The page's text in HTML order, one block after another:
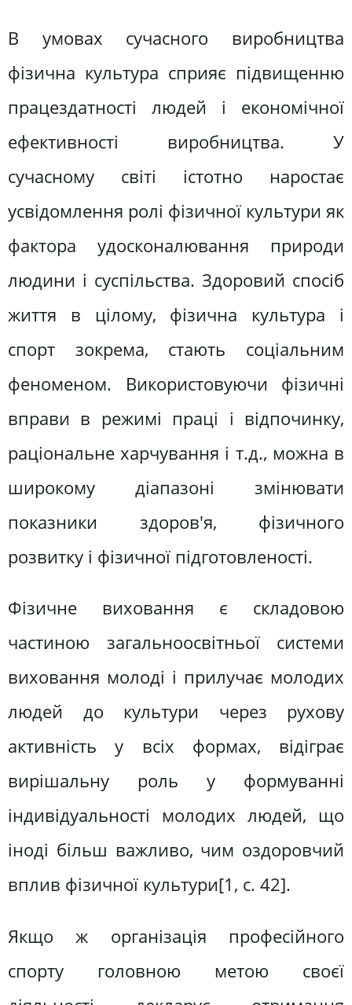
В умовах сучасного виробництва
фізична культура сприяє підвищенню
працездатності людей і економічної
ефективності виробництва. У
сучасному світі істотно наростає
усвідомлення ролі фізичної культури як
фактора удосконалювання природи
людини і суспільства. Здоровий спосіб
життя в цілому, фізична культура і
спорт зокрема, стають соціальним
феноменом. Використовуючи фізичні
вправи в режимі праці і відпочинку,
раціональне харчування і т.д., можна в
широкому діапазоні змінювати
показники здоров'я, фізичного
розвитку і фізичної підготовленості.
Фізичне виховання є складовою
частиною загальноосвітньої системи
виховання молоді і прилучає молодих
людей до культури через рухову
активність у всіх формах, відіграє
вирішальну роль у формуванні
індивідуальності молодих людей, що
іноді більш важливо, чим оздоровчий
вплив фізичної культури[1, c. 42].
Якщо ж організація професійного
спорту головною метою своєї